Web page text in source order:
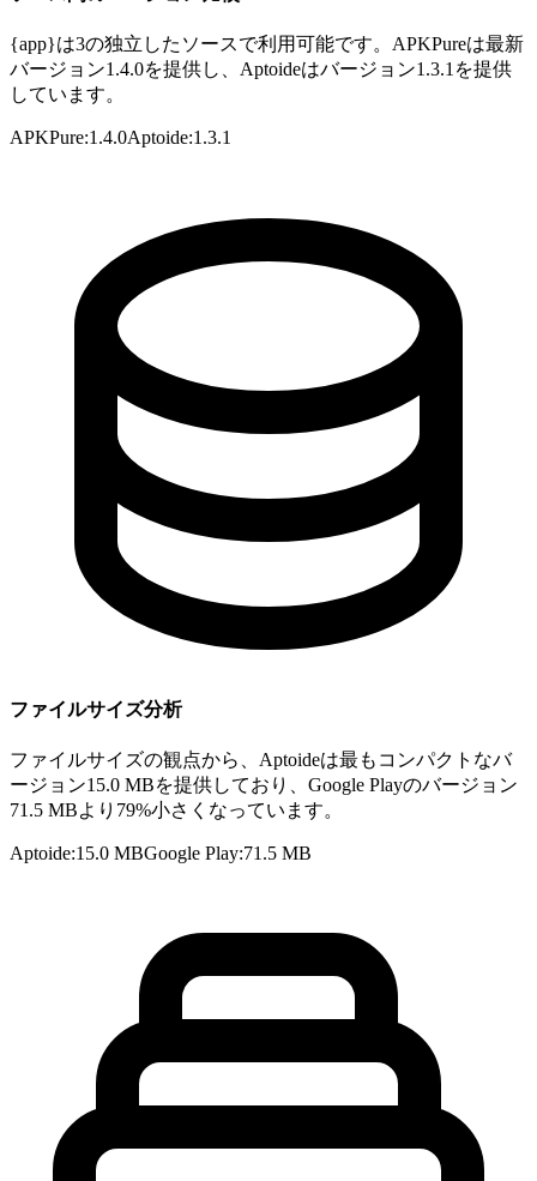
{app}は3の独立したソースで利用可能です。APKPureは最新
バージョン1.4.0を提供し、Aptoideはバージョン1.3.1を提供
しています。
APKPure:1.4.0Aptoide:1.3.1
ファイルサイズ分析
ファイルサイズの観点から、Aptoideは最もコンパクトなバ
ージョン15.0 MBを提供しており、Google Playのバージョン
71.5 MBより79%小さくなっています。
Aptoide:15.0 MBGoogle Play:71.5 MB